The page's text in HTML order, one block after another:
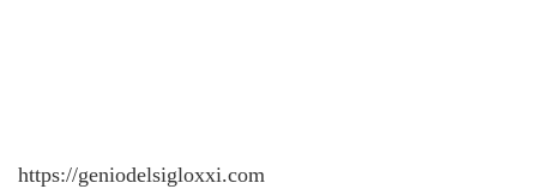
https://geniodelsigloxxi.com